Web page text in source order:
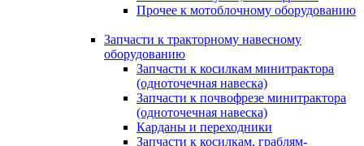
Прочее к мотоблочному оборудованию
Запчасти к тракторному навесному
оборудованию
Запчасти к косилкам минитрактора
(одноточечная навеска)
Запчасти к почвофрезе минитрактора
(одноточечная навеска)
Карданы и переходники
Запчасти к косилкам, граблям-